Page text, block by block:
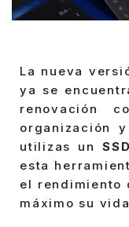
La nueva
ya se
renovación
organización
utilizas un
esta
el rendimiento
máximo su